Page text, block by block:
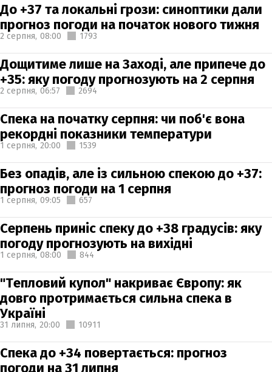
До +37 та локальні грози: синоптики дали
прогноз погоди на початок нового тижня
2 серпня, 08:00 1793
Дощитиме лише на Заході, але припече до
+35: яку погоду прогнозують на 2 серпня
2 серпня, 06:57 2694
Спека на початку серпня: чи поб'є вона
рекордні показники температури
1 серпня, 20:00 1539
Без опадів, але із сильною спекою до +37:
прогноз погоди на 1 серпня
1 серпня, 09:05 657
Серпень приніс спеку до +38 градусів: яку
погоду прогнозують на вихідні
1 серпня, 08:00 844
"Тепловий купол" накриває Європу: як
довго протримається сильна спека в
Україні
31 липня, 20:00 10911
Спека до +34 повертається: прогноз
погоди на 31 липня